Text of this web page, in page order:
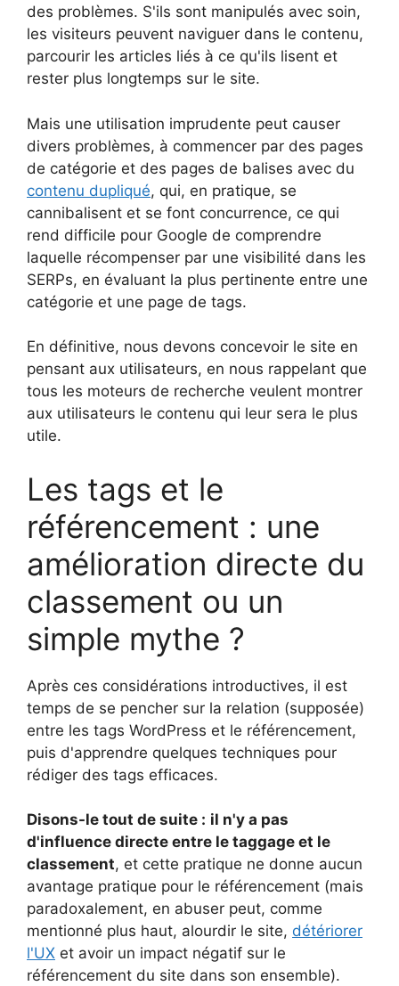
des problèmes. S'ils sont manipulés avec soin,
les visiteurs peuvent naviguer dans le contenu,
parcourir les articles liés à ce qu'ils lisent et
rester plus longtemps sur le site.
Mais une utilisation imprudente peut causer
divers problèmes, à commencer par des pages
de catégorie et des pages de balises avec du
contenu dupliqué, qui, en pratique, se
cannibalisent et se font concurrence, ce qui
rend difficile pour Google de comprendre
laquelle récompenser par une visibilité dans les
SERPs, en évaluant la plus pertinente entre une
catégorie et une page de tags.
En définitive, nous devons concevoir le site en
pensant aux utilisateurs, en nous rappelant que
tous les moteurs de recherche veulent montrer
aux utilisateurs le contenu qui leur sera le plus
utile.
Les tags et le
référencement : une
amélioration directe du
classement ou un
simple mythe ?
Après ces considérations introductives, il est
temps de se pencher sur la relation (supposée)
entre les tags WordPress et le référencement,
puis d'apprendre quelques techniques pour
rédiger des tags efficaces.
Disons-le tout de suite : il n'y a pas
d'influence directe entre le taggage et le
classement, et cette pratique ne donne aucun
avantage pratique pour le référencement (mais
paradoxalement, en abuser peut, comme
mentionné plus haut, alourdir le site, détériorer
l'UX et avoir un impact négatif sur le
référencement du site dans son ensemble).